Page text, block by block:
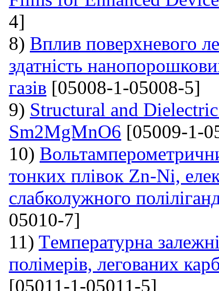
4]
8) Вплив поверхневого
здатність
газів [05008-1-05008-5]
9) Structural and
Sm2MgMnO6 [05009-1-
10)
тонких плівок Zn-Ni,
слабколужного
05010-7]
11) Tемпературна
полімерів, легованих
[05011-1-05011-5]